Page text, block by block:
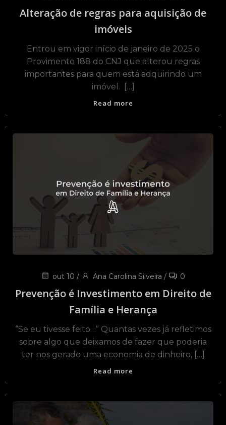
Alteração de regras para aquisição de
imóveis
Entrou em vigor início de janeiro de 2025 o
Provimento 188 do CNJ que alterou regras
importantes para quem está adquirindo um
imóvel. […]
Read more
out 10 / Ana Carolina Silveira / 0
Prevenção é Investimento em Direito de
Família e Herança
“Se eu tivesse feito…” Quantas vezes já refletimos
sobre algo que deixamos de fazer que poderia
ter nos gerado uma economia de dinheiro, […]
Read more